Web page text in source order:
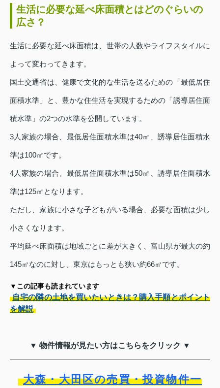
生活に必要な延べ床面積とはどのぐらいの
広さ？
生活に必要な延べ床面積は、世帯の人数やライフスタイルに
よって変わってきます。
国土交通省は、健康で文化的な生活を送るための「最低居住
面積水準」と、豊かな住生活を実現するための「誘導居住面
積水準」の2つの水準を公開しています。
3人家族の場合、最低居住面積水準は40㎡、誘導居住面積水
準は100㎡です。
4人家族の場合、最低居住面積水準は50㎡、誘導居住面積水
準は125㎡となります。
ただし、家族に小さな子どもがいる場合、必要な面積は少し
小さくなります。
平均延べ床面積は地域ごとに差が大きく、富山県が最大の約
145㎡なのに対し、東京はもっとも狭い約66㎡です。
▼この記事も読まれています
自宅の隣の土地を買いたいときは？購入手順とポイント
を解説
▼ 物件情報が見たい方はこちらをクリック ▼
大森・大田区の売買・投資物件一